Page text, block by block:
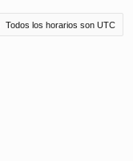
Todos los horarios son UTC